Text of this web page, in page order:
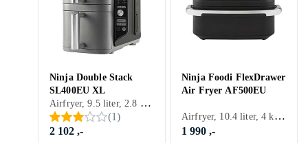
Ninja Double Stack
SL400EU XL
Airfryer, 9.5 liter, 2.8 kg, Timer, Automatisk avstengning, Tåler oppvaskmaskin, Display, Signallampe, Non-stick, Dobbel firtyr kurv, Lett å rengjøre, 2470 W
(1)
2 102 ,-
Ninja Foodi FlexDrawer
Air Fryer AF500EU
Airfryer, 10.4 liter, 4 kg, Timer, Automatisk avstengning, Tåler oppvaskmaskin, Display, Non-stick, Dobbel firtyr kurv, Lett å rengjøre, 2470 W
1 990 ,-